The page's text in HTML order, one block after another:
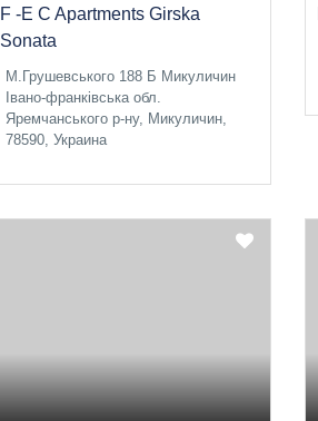
F -E C Apartments Girska
Sonata
М.Грушевського 188 Б Микуличин
Івано-франківська обл.
Яремчанського р-ну, Микуличин,
78590, Украина